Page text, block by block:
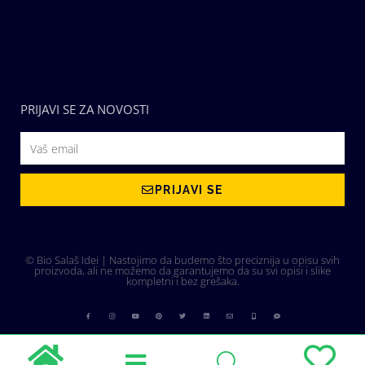
PRIJAVI SE ZA NOVOSTI
PRIJAVI SE
© Bio Salaš Idei | Nastojimo da budemo što preciznija u opisu svih
proizvoda, ali ne možemo da garantujemo da su svi opisi i slike
kompletni i bez grešaka.